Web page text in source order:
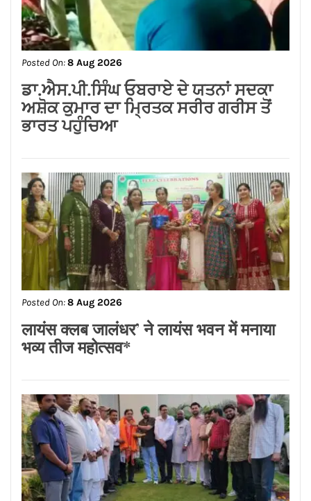
Posted On:8 Aug 2026
ਗੁਰਸਿਮਰਨ ਮੰਡ ਤੇ ਸਿੱਖਾਂ ਦੀਆਂ ਭਾਵਨਾਵਾਂ
ਭੜਕਾਉਣ ਦਾ ਪਰਚਾ ਦਰਜ਼ ਕਰਕੇ ਗ੍ਰਿਫਤਾਰ
ਕੀਤਾ ਜਾਵੇ।
Posted On:8 Aug 2026
ਨਿਤਿਨ ਕੋਹਲੀ ਨੇ ਪੁਲਿਸ ਲਾਈਨ ਵਿੱਚ 95 ਲੱਖ
ਰੁਪਏ ਦੇ ਸੜਕ ਨਿਰਮਾਣ ਕਾਰਜਾਂ ਦਾ
ਉਦਘਾਟਨ ਕੀਤਾ
Posted On:8 Aug 2026